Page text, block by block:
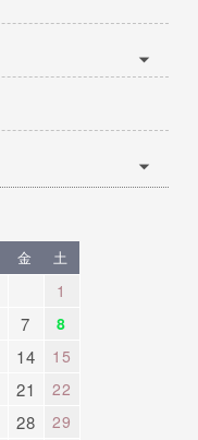
金 土
1
7
8
14
15
21
22
28
29